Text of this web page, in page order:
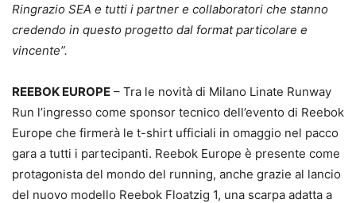
Ringrazio SEA e tutti i partner e collaboratori che stanno
credendo in questo progetto dal format particolare e
vincente”.
REEBOK EUROPE – Tra le novità di Milano Linate Runway
Run l’ingresso come sponsor tecnico dell’evento di Reebok
Europe che firmerà le t-shirt ufficiali in omaggio nel pacco
gara a tutti i partecipanti. Reebok Europe è presente come
protagonista del mondo del running, anche grazie al lancio
del nuovo modello Reebok Floatzig 1, una scarpa adatta a